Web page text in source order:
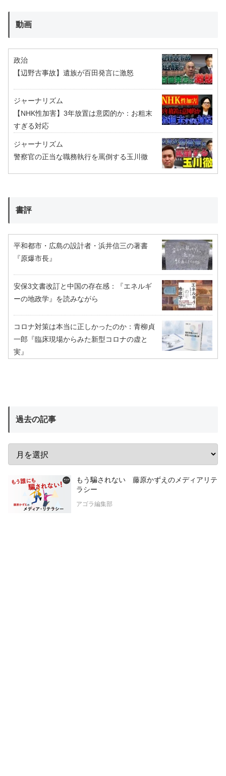
動画
政治
【辺野古事故】遺族が百田発言に激怒
ジャーナリズム
【NHK性加害】3年放置は意図的か：お粗末
すぎる対応
ジャーナリズム
警察官の正当な職務執行を罵倒する玉川徹
書評
平和都市・広島の設計者・浜井信三の著書
『原爆市長』
安保3文書改訂と中国の存在感：『エネルギ
ーの地政学』を読みながら
コロナ対策は本当に正しかったのか：青柳貞
一郎『臨床現場からみた新型コロナの虚と
実』
過去の記事
もう騙されない 藤原かずえのメディアリテ
ラシー
アゴラ編集部